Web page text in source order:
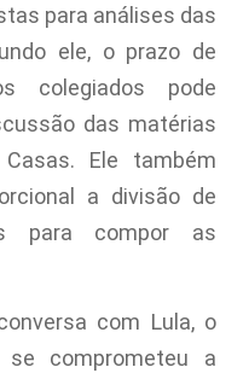
para análises das
ele, o prazo de
colegiados pode
das matérias
Ele também
a divisão de
para compor as
com Lula, o
se comprometeu a